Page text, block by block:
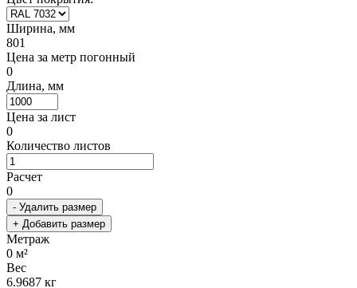
Ширина, мм
801
Цена за метр погонный
0
Длина, мм
Цена за лист
0
Количество листов
Расчет
0
- Удалить размер
+ Добавить размер
Метраж
0 м²
Вес
6.9687 кг